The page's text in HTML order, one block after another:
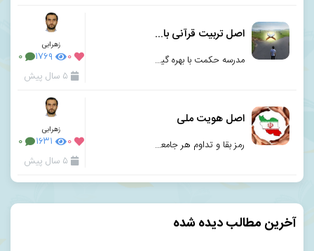
اصل تربیت قرآنی با رویکرد خیرگزینی
مدرسه حکمت با بهره گیری از پشتوانه علمی موسسه قرآن و عترت دانشگاه تهران برای تربیت دانش آموزان خود ا
زهرابی
۰ ۱۷۶۹ ۰
۵ سال پیش
اصل هویت ملی
رمز بقا و تداوم هر جامعه، وجود وجوه اشتراک در زمینه های فرهنگی،سیاسی،اجتماعی و عقیدتی بین افراد آن ج
زهرابی
۰ ۱۶۳۱ ۰
۵ سال پیش
آخرین مطالب دیده شده